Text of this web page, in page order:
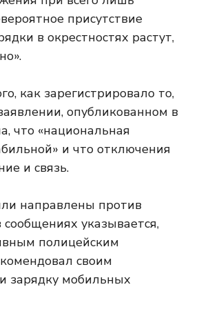
присутствие
в окрестностях растут,
как зарегистрировало то,
опубликованном в
что «национальная
и что отключения
и связь.
направлены против
указывается,
полицейским
своим
зарядку мобильных